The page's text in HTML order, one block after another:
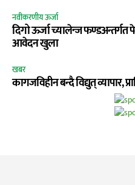
नवीकरणीय ऊर्जा
दिगो ऊर्जा च्यालेन्ज
आवेदन खुला
खबर
कागजविहीन बन्दै विद्युत् व्यापार,